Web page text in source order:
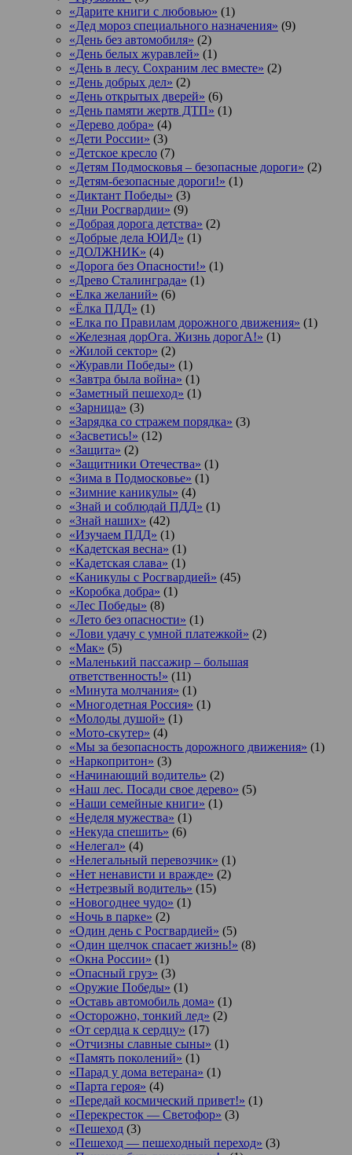
«Дарите книги с любовью» (1)
«Дед мороз специального назначения» (9)
«День без автомобиля» (2)
«День белых журавлей» (1)
«День в лесу. Сохраним лес вместе» (2)
«День добрых дел» (2)
«День открытых дверей» (6)
«День памяти жертв ДТП» (1)
«Дерево добра» (4)
«Дети России» (3)
«Детское кресло (7)
«Детям Подмосковья – безопасные дороги» (2)
«Детям-безопасные дороги!» (1)
«Диктант Победы» (3)
«Дни Росгвардии» (9)
«Добрая дорога детства» (2)
«Добрые дела ЮИД» (1)
«ДОЛЖНИК» (4)
«Дорога без Опасности!» (1)
«Древо Сталинграда» (1)
«Елка желаний» (6)
«Ёлка ПДД» (1)
«Елка по Правилам дорожного движения» (1)
«Железная дорОга. Жизнь дорогА!» (1)
«Жилой сектор» (2)
«Журавли Победы» (1)
«Завтра была война» (1)
«Заметный пешеход» (1)
«Зарница» (3)
«Зарядка со стражем порядка» (3)
«Засветись!» (12)
«Защита» (2)
«Защитники Отечества» (1)
«Зима в Подмосковье» (1)
«Зимние каникулы» (4)
«Знай и соблюдай ПДД» (1)
«Знай наших» (42)
«Изучаем ПДД» (1)
«Кадетская весна» (1)
«Кадетская слава» (1)
«Каникулы с Росгвардией» (45)
«Коробка добра» (1)
«Лес Победы» (8)
«Лето без опасности» (1)
«Лови удачу с умной платежкой» (2)
«Мак» (5)
«Маленький пассажир – большая
ответственность!» (11)
«Минута молчания» (1)
«Многодетная Россия» (1)
«Молоды душой» (1)
«Мото-скутер» (4)
«Мы за безопасность дорожного движения» (1)
«Наркопритон» (3)
«Начинающий водитель» (2)
«Наш лес. Посади свое дерево» (5)
«Наши семейные книги» (1)
«Неделя мужества» (1)
«Некуда спешить» (6)
«Нелегал» (4)
«Нелегальный перевозчик» (1)
«Нет ненависти и вражде» (2)
«Нетрезвый водитель» (15)
«Новогоднее чудо» (1)
«Ночь в парке» (2)
«Один день с Росгвардией» (5)
«Один щелчок спасает жизнь!» (8)
«Окна России» (1)
«Опасный груз» (3)
«Оружие Победы» (1)
«Оставь автомобиль дома» (1)
«Осторожно, тонкий лед» (2)
«От сердца к сердцу» (17)
«Отчизны славные сыны» (1)
«Память поколений» (1)
«Парад у дома ветерана» (1)
«Парта героя» (4)
«Передай космический привет!» (1)
«Перекресток — Светофор» (3)
«Пешеход (3)
«Пешеход — пешеходный переход» (3)